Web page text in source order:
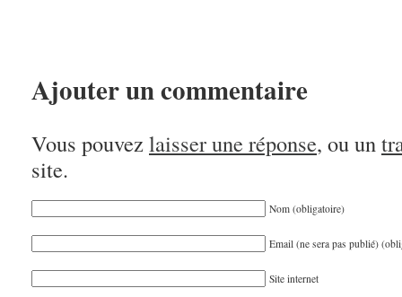
Ajouter un commentaire
Vous pouvez laisser une réponse, ou un
site.
Nom (obligatoire)
Email (ne sera pas publié)
Site internet